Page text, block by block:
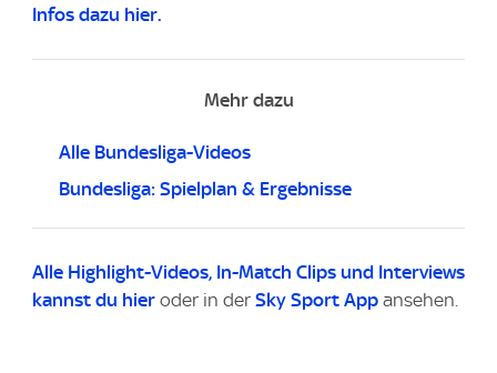
Infos dazu hier.
Mehr dazu
Alle Bundesliga-Videos
Bundesliga: Spielplan & Ergebnisse
Alle Highlight-Videos, In-Match Clips und Interviews
kannst du hier oder in der Sky Sport App ansehen.